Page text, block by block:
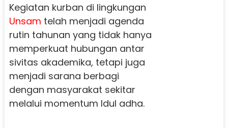
Kegiatan kurban di lingkungan
Unsam telah menjadi agenda
rutin tahunan yang tidak hanya
memperkuat hubungan antar
sivitas akademika, tetapi juga
menjadi sarana berbagi
dengan masyarakat sekitar
melalui momentum Idul adha.